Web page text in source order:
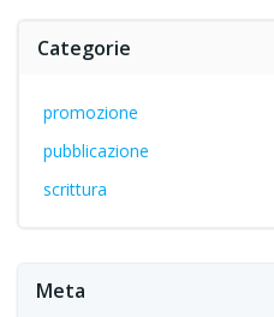
Categorie
promozione
pubblicazione
scrittura
Meta